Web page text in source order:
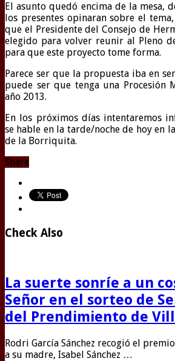
El asunto quedó encima de la mesa,
los presentes opinaran sobre el
que el Presidente del Consejo de
elegido para volver reunir al Pleno
para que este proyecto tome forma.
Parece ser que la propuesta iba en
puede ser que tenga una Procesión
año 2013.
En los próximos días intentaremos
se hable en la tarde/noche de hoy en
de la Borriquita.
Share
Check Also
La suerte sonríe a un
Señor en el sorteo de
del Prendimiento de
Rodri García Sánchez recogió el
a su madre, Isabel Sánchez …